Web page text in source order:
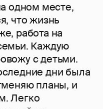
одном месте,
что жизнь
работа на
Каждую
с детьми.
дни была
планы, и
Легко